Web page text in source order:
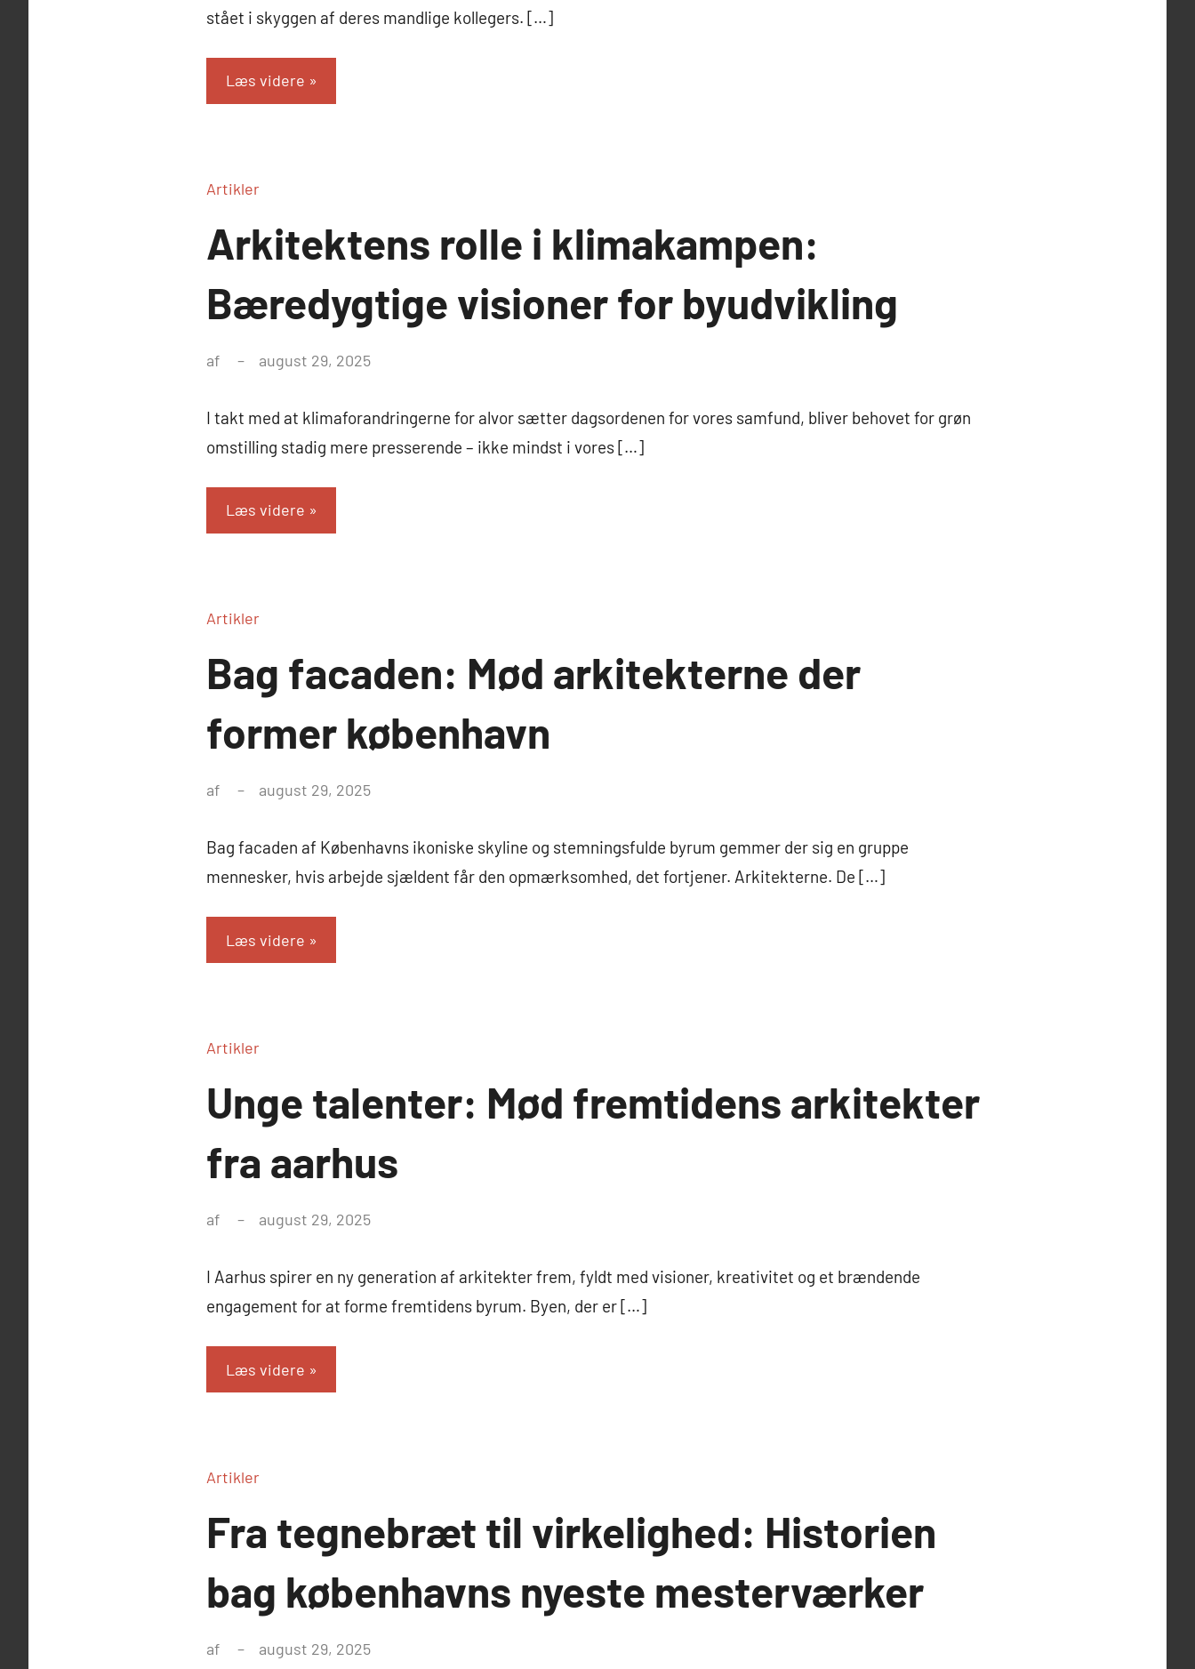
stået i skyggen af deres mandlige kollegers. […]
Læs videre
Artikler
Arkitektens rolle i klimakampen:
Bæredygtige visioner for byudvikling
af august 29, 2025
I takt med at klimaforandringerne for alvor sætter dagsordenen for vores samfund, bliver behovet for grøn
omstilling stadig mere presserende – ikke mindst i vores […]
Læs videre
Artikler
Bag facaden: Mød arkitekterne der
former københavn
af august 29, 2025
Bag facaden af Københavns ikoniske skyline og stemningsfulde byrum gemmer der sig en gruppe
mennesker, hvis arbejde sjældent får den opmærksomhed, det fortjener. Arkitekterne. De […]
Læs videre
Artikler
Unge talenter: Mød fremtidens arkitekter
fra aarhus
af august 29, 2025
I Aarhus spirer en ny generation af arkitekter frem, fyldt med visioner, kreativitet og et brændende
engagement for at forme fremtidens byrum. Byen, der er […]
Læs videre
Artikler
Fra tegnebræt til virkelighed: Historien
bag københavns nyeste mesterværker
af august 29, 2025